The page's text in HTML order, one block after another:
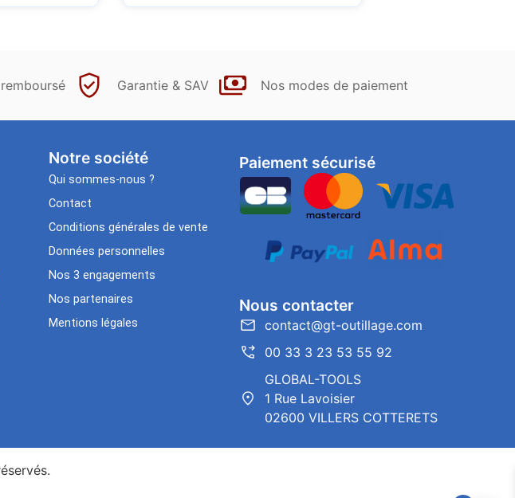
Garantie & SAV Nos modes de paiement
Notre société
Qui sommes-nous ?
Contact
Conditions générales de vente
Données personnelles
Nos 3 engagements
Nos partenaires
Mentions légales
Paiement sécurisé
Nous contacter
contact@gt-outillage.com
00 33 3 23 53 55 92
GLOBAL-TOOLS
1 Rue Lavoisier
02600 VILLERS COTTERETS